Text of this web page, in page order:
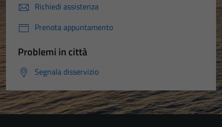
Richiedi assistenza
Prenota appuntamento
Problemi in città
Segnala disservizio